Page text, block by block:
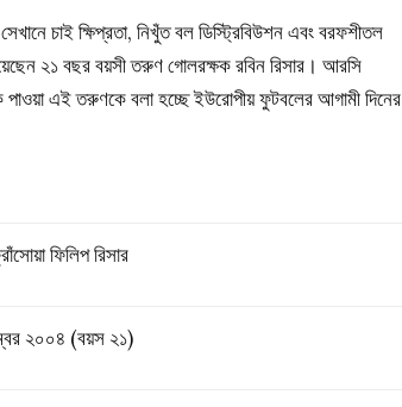
চাই ক্ষিপ্রতা, নিখুঁত বল ডিস্ট্রিবিউশন এবং বরফশীতল
২১ বছর বয়সী তরুণ গোলরক্ষক রবিন রিসার। আরসি
পাওয়া এই তরুণকে বলা হচ্ছে ইউরোপীয় ফুটবলের আগামী দিনের
ফিলিপ রিসার
২০০৪ (বয়স ২১)